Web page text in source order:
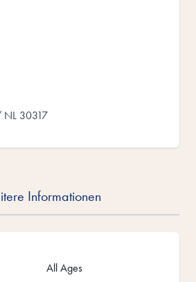
30317
Informationen
All Ages